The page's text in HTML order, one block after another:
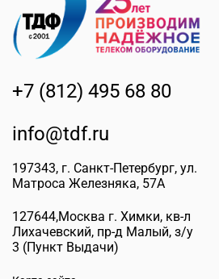
+7 (812) 495 68 80
info@tdf.ru
197343, г. Санкт-Петербург, ул.
Матроса Железняка, 57A
127644,Москва г. Химки, кв-л
Лихачевский, пр-д Малый, з/у
3 (Пункт Выдачи)